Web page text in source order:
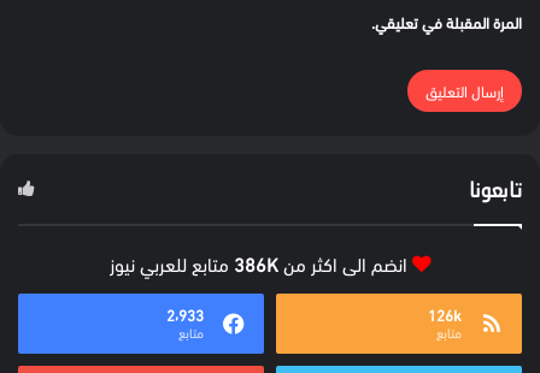
المرة المقبلة في تعليقي.
تابعونا
انضم الى اكثر من386K متابع للعربي نيوز
126k
متابع
2٬933
متابع